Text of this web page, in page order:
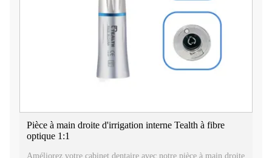
Pièce à main droite d'irrigation interne Tealth à fibre
optique 1:1
Améliorez votre cabinet dentaire avec notre pièce à main droite